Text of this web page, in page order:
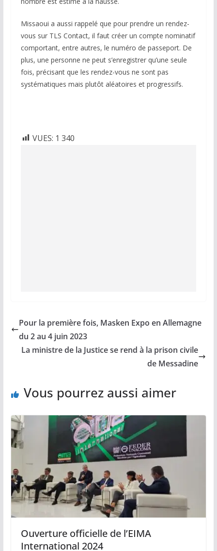
Missaoui a aussi rappelé que pour prendre un rendez-
vous sur TLS Contact, il faut créer un compte nominatif
comportant, entre autres, le numéro de passeport. De
plus, une personne ne peut s’enregistrer qu’une seule
fois, précisant que les rendez-vous ne sont pas
systématiques mais plutôt aléatoires et progressifs.
VUES: 1 340
Pour la première fois, Masken Expo en Allemagne
du 2 au 4 juin 2023
La ministre de la Justice se rend à la prison civile
de Messadine
Vous pourrez aussi aimer
Ouverture officielle de l’EIMA
International 2024